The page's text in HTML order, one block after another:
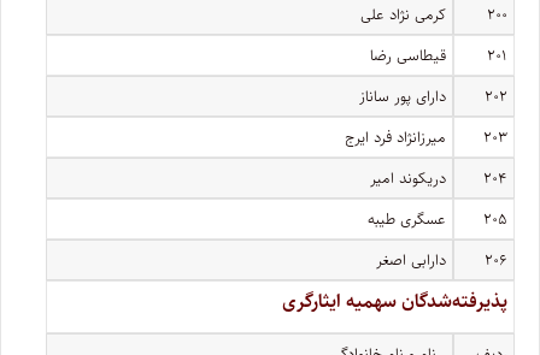
۲۰۰
کرمی نژاد علی
۲۰۱
قیطاسی رضا
۲۰۲
دارای پور ساناز
۲۰۳
میرزانژاد فرد ایرج
۲۰۴
دریکوند امیر
۲۰۵
عسگری طیبه
۲۰۶
دارابی اصغر
پذیرفته‌شدگان سهمیه ایثارگری